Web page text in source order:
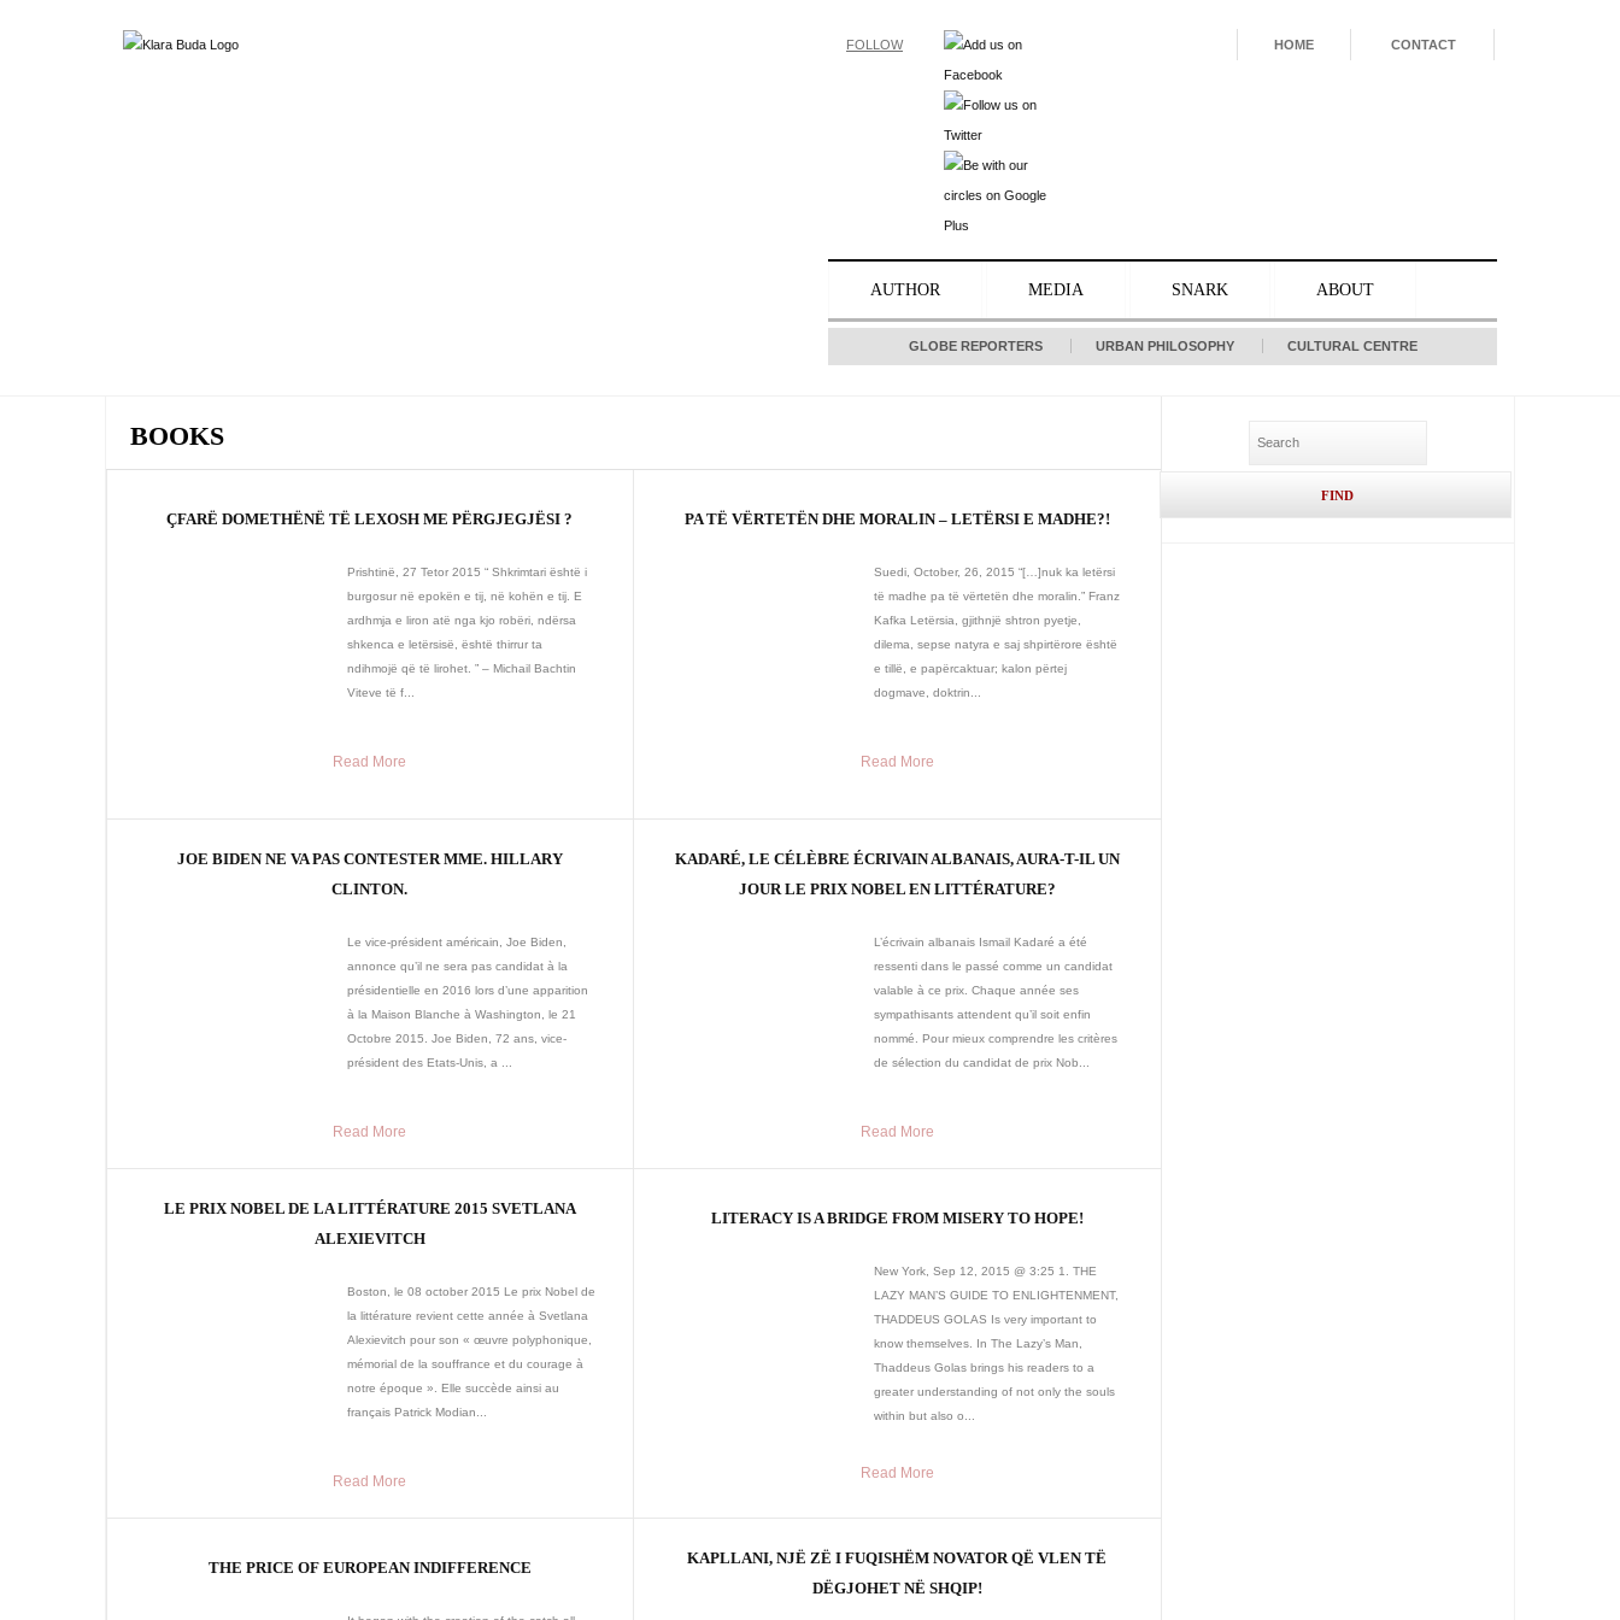
FOLLOW HOME CONTACT
AUTHOR MEDIA SNARK ABOUT
GLOBE REPORTERS URBAN PHILOSOPHY CULTURAL CENTRE
BOOKS
ÇFARË DOMETHËNË TË LEXOSH ME PËRGJEGJËSI ?
Prishtinë, 27 Tetor 2015 “ Shkrimtari është i
burgosur në epokën e tij, në kohën e tij. E
ardhmja e liron atë nga kjo robëri, ndërsa
shkenca e letërsisë, është thirrur ta
ndihmojë që të lirohet. ” – Michail Bachtin
Viteve të f...
Read More
PA TË VËRTETËN DHE MORALIN – LETËRSI E MADHE?!
Suedi, October, 26, 2015 “[…]nuk ka letërsi
të madhe pa të vërtetën dhe moralin.” Franz
Kafka Letërsia, gjithnjë shtron pyetje,
dilema, sepse natyra e saj shpirtërore është
e tillë, e papërcaktuar; kalon përtej
dogmave, doktrin...
Read More
JOE BIDEN NE VA PAS CONTESTER MME. HILLARY
CLINTON.
Le vice-président américain, Joe Biden,
annonce qu’il ne sera pas candidat à la
présidentielle en 2016 lors d’une apparition
à la Maison Blanche à Washington, le 21
Octobre 2015. Joe Biden, 72 ans, vice-
président des Etats-Unis, a ...
Read More
KADARÉ, LE CÉLÈBRE ÉCRIVAIN ALBANAIS, AURA-T-IL UN
JOUR LE PRIX NOBEL EN LITTÉRATURE?
L’écrivain albanais Ismail Kadaré a été
ressenti dans le passé comme un candidat
valable à ce prix. Chaque année ses
sympathisants attendent qu’il soit enfin
nommé. Pour mieux comprendre les critères
de sélection du candidat de prix Nob...
Read More
LE PRIX NOBEL DE LA LITTÉRATURE 2015 SVETLANA
ALEXIEVITCH
Boston, le 08 october 2015 Le prix Nobel de
la littérature revient cette année à Svetlana
Alexievitch pour son « œuvre polyphonique,
mémorial de la souffrance et du courage à
notre époque ». Elle succède ainsi au
français Patrick Modian...
Read More
LITERACY IS A BRIDGE FROM MISERY TO HOPE!
New York, Sep 12, 2015 @ 3:25 1. THE
LAZY MAN’S GUIDE TO ENLIGHTENMENT,
THADDEUS GOLAS Is very important to
know themselves. In The Lazy’s Man,
Thaddeus Golas brings his readers to a
greater understanding of not only the souls
within but also o...
Read More
THE PRICE OF EUROPEAN INDIFFERENCE
KAPLLANI, NJË ZË I FUQISHËM NOVATOR QË VLEN TË
DËGJOHET NË SHQIP!